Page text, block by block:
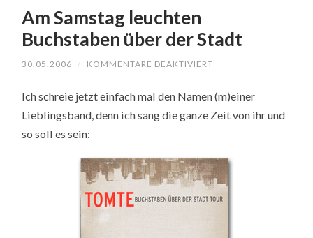
Am Samstag leuchten
Buchstaben über der Stadt
30.05.2006 / KOMMENTARE DEAKTIVIERT
LEUCHTEN
BUCHSTABEN
ÜBER
Ich schreie jetzt einfach mal den Namen (m)einer
Lieblingsband, denn ich sang die ganze Zeit von ihr und
so soll es sein: